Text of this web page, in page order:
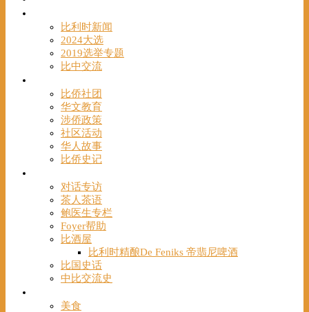
比利时新闻
2024大选
2019选举专题
比中交流
比侨社团
华文教育
涉侨政策
社区活动
华人故事
比侨史记
对话专访
茶人茶语
鲍医生专栏
Foyer帮助
比酒屋
比利时精酿De Feniks 帝翡尼啤酒
比国史话
中比交流史
美食